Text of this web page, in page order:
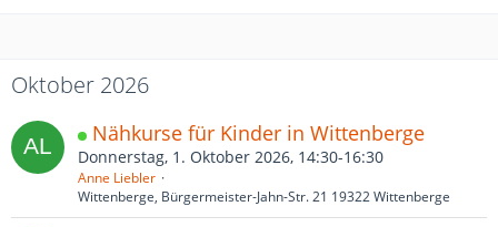
Oktober 2026
Nähkurse für Kinder in Wittenberge
Donnerstag, 1. Oktober 2026, 14:30-16:30
Anne Liebler
Wittenberge, Bürgermeister-Jahn-Str. 21 19322 Wittenberge